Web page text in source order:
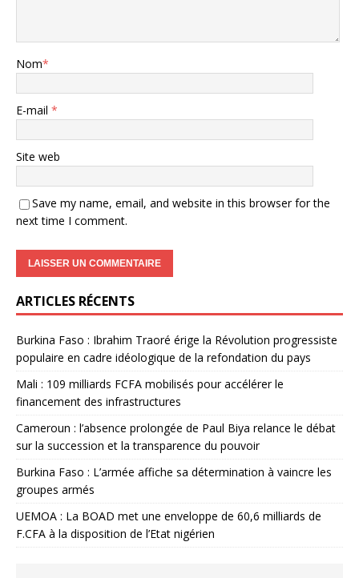
Nom*
E-mail *
Site web
Save my name, email, and website in this browser for the
next time I comment.
ARTICLES RÉCENTS
Burkina Faso : Ibrahim Traoré érige la Révolution progressiste
populaire en cadre idéologique de la refondation du pays
Mali : 109 milliards FCFA mobilisés pour accélérer le
financement des infrastructures
Cameroun : l’absence prolongée de Paul Biya relance le débat
sur la succession et la transparence du pouvoir
Burkina Faso : L’armée affiche sa détermination à vaincre les
groupes armés
UEMOA : La BOAD met une enveloppe de 60,6 milliards de
F.CFA à la disposition de l’Etat nigérien